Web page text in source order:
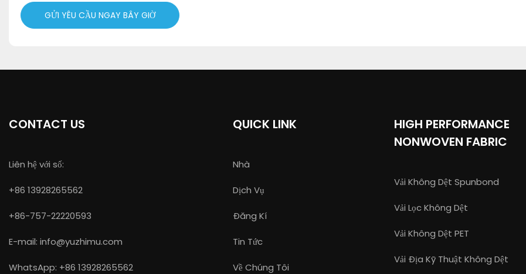
GỬI YÊU CẦU NGAY BÂY GIỜ
CONTACT US
Liên hệ với số:
+86 13928265562
+86-757-22220593
E-mail: info@yuzhimu.com
WhatsApp: +86 13928265562
QUICK LINK
Nhà
Dịch Vụ
Đăng Kí
Tin Tức
Về Chúng Tôi
HIGH PERFORMANCE
NONWOVEN FABRIC
Vải Không Dệt Spunbond
Vải Lọc Không Dệt
Vải Không Dệt PET
Vải Địa Kỹ Thuật Không Dệt